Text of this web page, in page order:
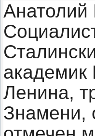
Анатолий
Ленина,
Знамени,